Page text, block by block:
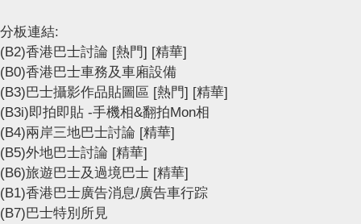
分板連結:
(B2)香港巴士討論 [熱門] [精華]
(B0)香港巴士車務及車廂設備
(B3)巴士攝影作品貼圖區 [熱門] [精華]
(B3i)即拍即貼 -手機相&翻拍Mon相
(B4)兩岸三地巴士討論 [精華]
(B5)外地巴士討論 [精華]
(B6)旅遊巴士及過境巴士 [精華]
(B1)香港巴士廣告消息/廣告車行踪
(B7)巴士特別所見